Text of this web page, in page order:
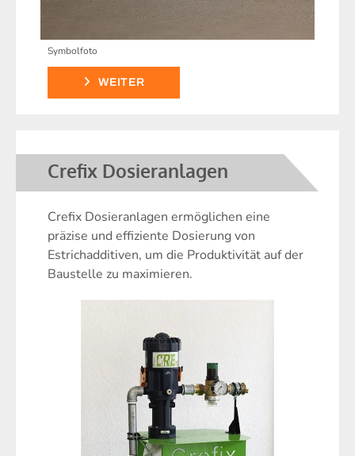
Symbolfoto
WEITER
Crefix Dosieranlagen
Crefix Dosieranlagen ermöglichen eine
präzise und effiziente Dosierung von
Estrichadditiven, um die Produktivität auf der
Baustelle zu maximieren.